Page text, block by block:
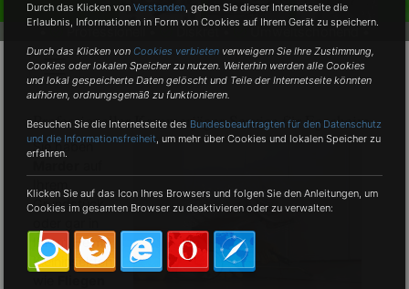
Professionell • Umweltschonend •
Professioneller Kammerjäger-Service für Egesheim
Sie haben
Grundstück
Ihrem Heim?
Kleininsekten
Durch das Klicken vonVerstanden,geben Sie dieser Internetseite die
Erlaubnis, Informationen in Form von Cookies auf Ihrem Gerät zu speichern.
Durch das Klicken von Cookies verbieten verweigern Sie Ihre Zustimmung,
Cookies oder lokalen Speicher zu nutzen. Weiterhin werden alle Cookies
und lokal gespeicherte Daten gelöscht und Teile der Internetseite könnten
aufhören, ordnungsgemäß zu funktionieren.
Besuchen Sie die Internetseite des Bundesbeauftragten für den Datenschutz
und die Informationsfreiheit, um mehr über Cookies und lokalen Speicher zu
erfahren.
Klicken Sie auf das Icon Ihres Browsers und folgen Sie den Anleitungen, um
Cookies im gesamten Browser zu deaktivieren oder zu verwalten: